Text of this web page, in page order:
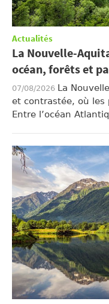
Actualités
La Nouvelle-
océan, forêts et
07/08/2026 La
et contrastée, où les
Entre l’océan